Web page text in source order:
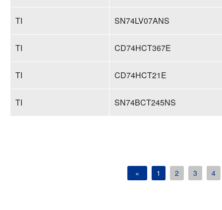
TI SN74LV07ANS
TI CD74HCT367E
TI CD74HCT21E
TI SN74BCT245NS
« 1 2 3 4